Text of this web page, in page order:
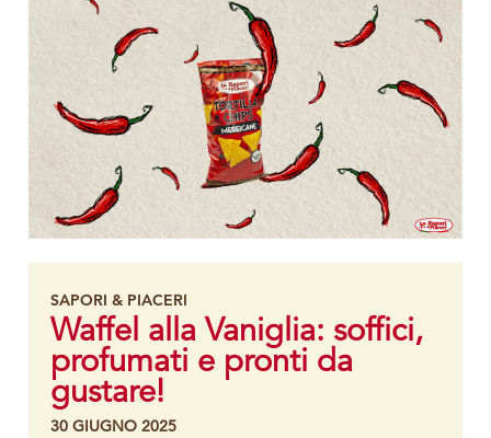
SAPORI & PIACERI
Waffel alla Vaniglia: soffici,
profumati e pronti da
gustare!
30 GIUGNO 2025